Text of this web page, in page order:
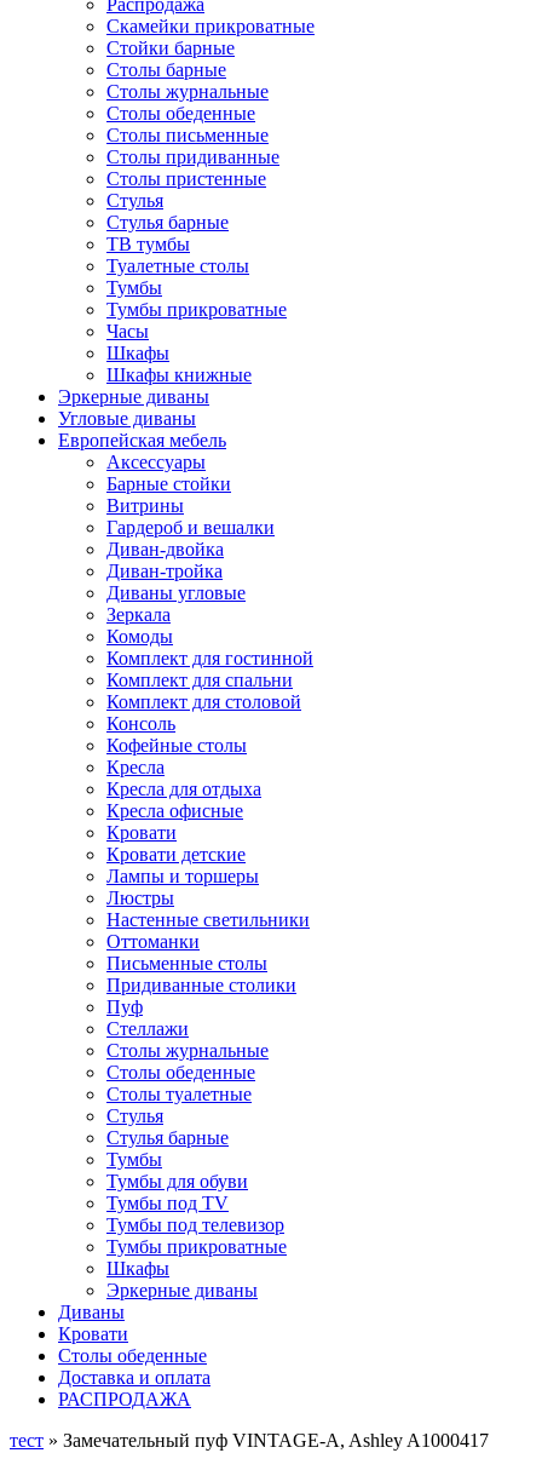
Распродажа
Скамейки прикроватные
Стойки барные
Столы барные
Столы журнальные
Столы обеденные
Столы письменные
Столы придиванные
Столы пристенные
Стулья
Стулья барные
ТВ тумбы
Туалетные столы
Тумбы
Тумбы прикроватные
Часы
Шкафы
Шкафы книжные
Эркерные диваны
Угловые диваны
Европейская мебель
Аксессуары
Барные стойки
Витрины
Гардероб и вешалки
Диван-двойка
Диван-тройка
Диваны угловые
Зеркала
Комоды
Комплект для гостинной
Комплект для спальни
Комплект для столовой
Консоль
Кофейные столы
Кресла
Кресла для отдыха
Кресла офисные
Кровати
Кровати детские
Лампы и торшеры
Люстры
Настенные светильники
Оттоманки
Письменные столы
Придиванные столики
Пуф
Стеллажи
Столы журнальные
Столы обеденные
Столы туалетные
Стулья
Стулья барные
Тумбы
Тумбы для обуви
Тумбы под TV
Тумбы под телевизор
Тумбы прикроватные
Шкафы
Эркерные диваны
Диваны
Кровати
Столы обеденные
Доставка и оплата
РАСПРОДАЖА
тест » Замечательный пуф VINTAGE-A, Ashley A1000417